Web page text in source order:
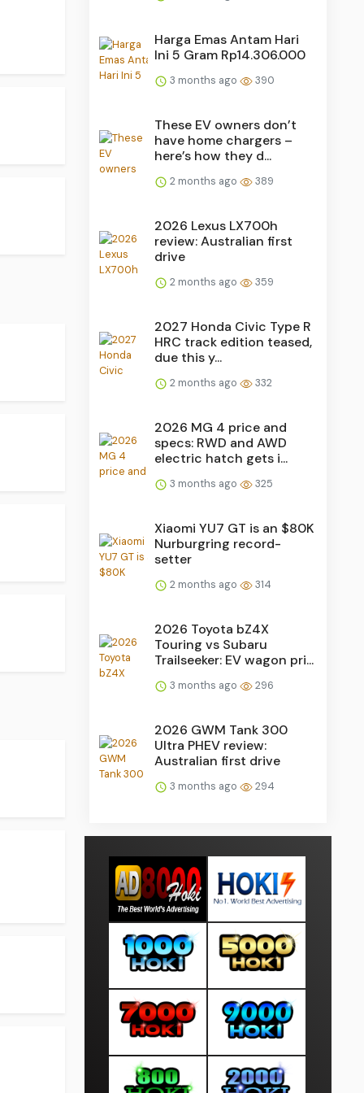
Harga Emas Antam Hari
Ini 5 Gram Rp14.306.000
3 months ago 390
These EV owners don’t
have home chargers –
here’s how they d...
2 months ago 389
2026 Lexus LX700h
review: Australian first
drive
2 months ago 359
2027 Honda Civic Type R
HRC track edition teased,
due this y...
2 months ago 332
2026 MG 4 price and
specs: RWD and AWD
electric hatch gets i...
3 months ago 325
Xiaomi YU7 GT is an $80K
Nurburgring record-
setter
2 months ago 314
2026 Toyota bZ4X
Touring vs Subaru
Trailseeker: EV wagon pri...
3 months ago 296
2026 GWM Tank 300
Ultra PHEV review:
Australian first drive
3 months ago 294